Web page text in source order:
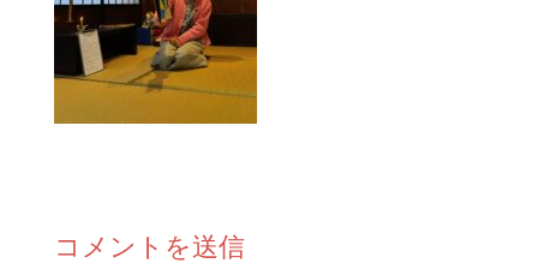
コメントを送信